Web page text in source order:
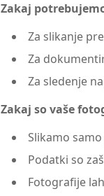
Zakaj
Za slikanje
Za
Za sledenje
Zakaj so vaše
Slikamo
Podatki so
Fotografije